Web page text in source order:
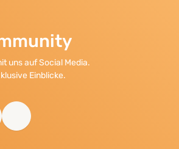
uns auf Social Media.
Einblicke.